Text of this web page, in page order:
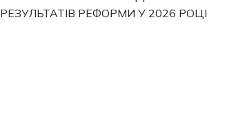
РЕЗУЛЬТАТІВ РЕФОРМИ У 2026 РОЦІ